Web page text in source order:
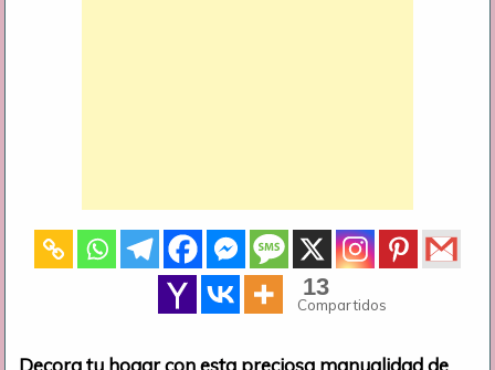
13
Compartidos
Decora tu hogar con esta preciosa manualidad de